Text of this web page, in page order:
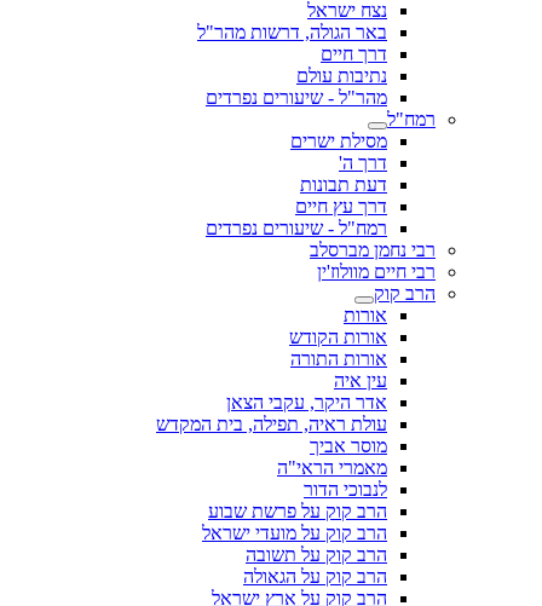
נצח ישראל
באר הגולה, דרשות מהר"ל
דרך חיים
נתיבות עולם
מהר"ל - שיעורים נפרדים
רמח"ל
מסילת ישרים
דרך ה'
דעת תבונות
דרך עץ חיים
רמח"ל - שיעורים נפרדים
רבי נחמן מברסלב
רבי חיים מוולוז'ין
הרב קוק
אורות
אורות הקודש
אורות התורה
עין איה
אדר היקר, עקבי הצאן
עולת ראיה, תפילה, בית המקדש
מוסר אביך
מאמרי הראי"ה
לנבוכי הדור
הרב קוק על פרשת שבוע
הרב קוק על מועדי ישראל
הרב קוק על תשובה
הרב קוק על הגאולה
הרב קוק על ארץ ישראל